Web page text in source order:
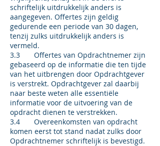
schriftelijk uitdrukkelijk anders is
aangegeven. Offertes zijn geldig
gedurende een periode van 30 dagen,
tenzij zulks uitdrukkelijk anders is
vermeld.
3.3 Offertes van Opdrachtnemer zijn
gebaseerd op de informatie die ten tijde
van het uitbrengen door Opdrachtgever
is verstrekt. Opdrachtgever zal daarbij
naar beste weten alle essentiële
informatie voor de uitvoering van de
opdracht dienen te verstrekken.
3.4 Overeenkomsten van opdracht
komen eerst tot stand nadat zulks door
Opdrachtnemer schriftelijk is bevestigd.